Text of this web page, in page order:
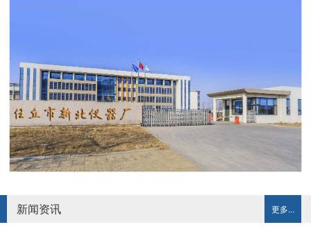
更多...
新闻资讯